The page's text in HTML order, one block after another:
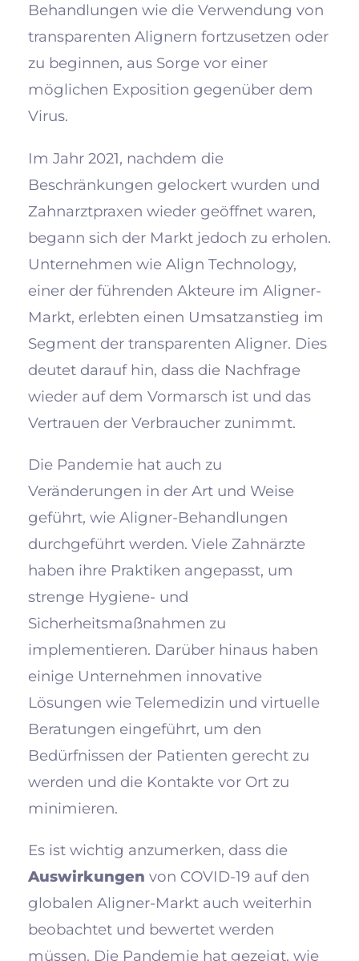
Behandlungen wie die Verwendung von
transparenten Alignern fortzusetzen oder
zu beginnen, aus Sorge vor einer
möglichen Exposition gegenüber dem
Virus.
Im Jahr 2021, nachdem die
Beschränkungen gelockert wurden und
Zahnarztpraxen wieder geöffnet waren,
begann sich der Markt jedoch zu erholen.
Unternehmen wie Align Technology,
einer der führenden Akteure im Aligner-
Markt, erlebten einen Umsatzanstieg im
Segment der transparenten Aligner. Dies
deutet darauf hin, dass die Nachfrage
wieder auf dem Vormarsch ist und das
Vertrauen der Verbraucher zunimmt.
Die Pandemie hat auch zu
Veränderungen in der Art und Weise
geführt, wie Aligner-Behandlungen
durchgeführt werden. Viele Zahnärzte
haben ihre Praktiken angepasst, um
strenge Hygiene- und
Sicherheitsmaßnahmen zu
implementieren. Darüber hinaus haben
einige Unternehmen innovative
Lösungen wie Telemedizin und virtuelle
Beratungen eingeführt, um den
Bedürfnissen der Patienten gerecht zu
werden und die Kontakte vor Ort zu
minimieren.
Es ist wichtig anzumerken, dass die
Auswirkungen von COVID-19 auf den
globalen Aligner-Markt auch weiterhin
beobachtet und bewertet werden
müssen. Die Pandemie hat gezeigt, wie